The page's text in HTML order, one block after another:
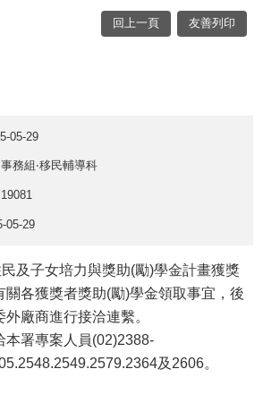
回上一頁 友善列印
05-29
務組‧移民輔導科
05-29
及子女培力與獎助(勵)學金計畫獲獎
關各獲獎者獎助(勵)學金領取事宜，後
廠商進行接洽連繫。
本署專案人員(02)2388-
及2606。